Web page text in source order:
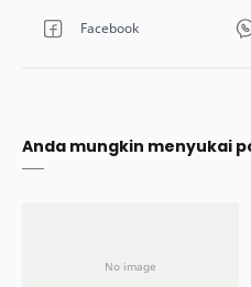
Anda mungkin menyukai